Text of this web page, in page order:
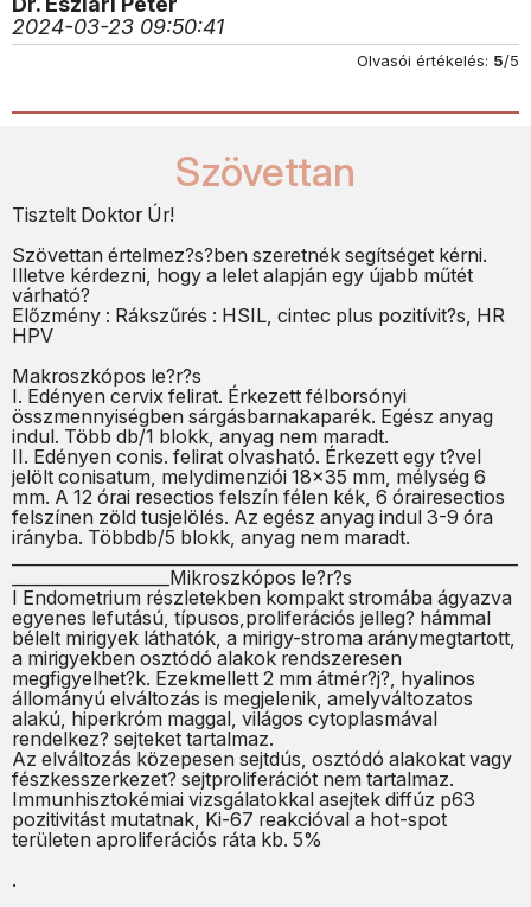
2024-03-23 09:50:41
Olvasói értékelés: 5/5
Szövettan
Tisztelt Doktor Úr!
Szövettan értelmez?s?ben szeretnék segítséget kérni.
Illetve kérdezni, hogy a lelet alapján egy újabb műtét
várható?
Előzmény : Rákszűrés : HSIL, cintec plus pozitívit?s, HR
HPV
Makroszkópos le?r?s
I. Edényen cervix felirat. Érkezett félborsónyi
összmennyiségben sárgásbarnakaparék. Egész anyag
indul. Több db/1 blokk, anyag nem maradt.
II. Edényen conis. felirat olvasható. Érkezett egy t?vel
jelölt conisatum, melydimenziói 18x35 mm, mélység 6
mm. A 12 órai resectios felszín félen kék, 6 órairesectios
felszínen zöld tusjelölés. Az egész anyag indul 3-9 óra
irányba. Többdb/5 blokk, anyag nem maradt.
___________________Mikroszkópos le?r?s
I Endometrium részletekben kompakt stromába ágyazva
egyenes lefutású, típusos,proliferációs jelleg? hámmal
bélelt mirigyek láthatók, a mirigy-stroma aránymegtartott,
a mirigyekben osztódó alakok rendszeresen
megfigyelhet?k. Ezekmellett 2 mm átmér?j?, hyalinos
állományú elváltozás is megjelenik, amelyváltozatos
alakú, hiperkróm maggal, világos cytoplasmával
rendelkez? sejteket tartalmaz.
Az elváltozás közepesen sejtdús, osztódó alakokat vagy
fészkesszerkezet? sejtproliferációt nem tartalmaz.
Immunhisztokémiai vizsgálatokkal asejtek diffúz p63
pozitivitást mutatnak, Ki-67 reakcióval a hot-spot
területen aproliferációs ráta kb. 5%
.